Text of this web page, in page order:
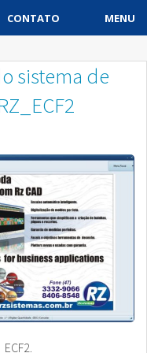
CONTATO MENU
sistema de